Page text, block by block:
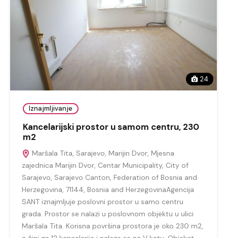
24
Iznajmljivanje
Kancelarijski prostor u samom centru, 230
m2
Maršala Tita, Sarajevo, Marijin Dvor, Mjesna
zajednica Marijin Dvor, Centar Municipality, City of
Sarajevo, Sarajevo Canton, Federation of Bosnia and
Herzegovina, 71144, Bosnia and HerzegovinaAgencija
SANT iznajmljuje poslovni prostor u samo centru
grada. Prostor se nalazi u poslovnom objektu u ulici
Maršala Tita. Korisna površina prostora je oko 230 m2,